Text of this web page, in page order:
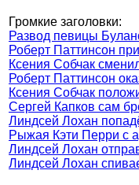
Громкие заголовки:
Развод певицы
Роберт Паттинсон
Ксения Собчак
Роберт Паттинсон
Ксения Собчак
Сергей Капков сам
Линдсей Лохан
Рыжая Кэти Перри с
Линдсей Лохан
Линдсей Лохан